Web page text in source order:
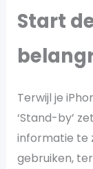
Start
Terwijl je
‘Stand-by’
informatie te
gebruiken,